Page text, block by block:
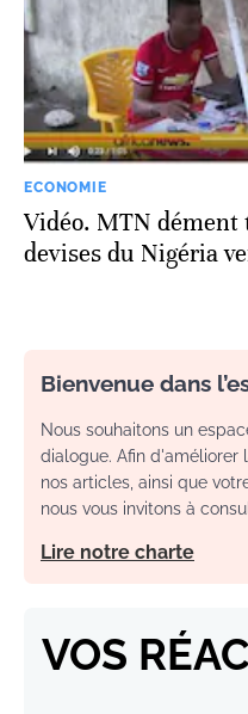
ECONOMIE
Vidéo. MTN
devises du Nigéria
Bienvenue dans
Nous souhaitons un
dialogue. Afin d'améliorer
nos articles, ainsi que
nous vous invitons à
Lire notre charte
VOS